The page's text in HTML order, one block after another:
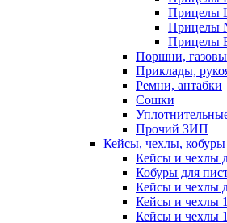
Прицелы
Прицелы
Прицелы
Поршни,
Приклады,
Ремни, антабки
Сошки
Прочий ЗИП
Кейсы, чехлы,
Кейсы и чехлы
Кобуры для
Кейсы и чехлы
Кейсы и чехлы
Кейсы и чехлы